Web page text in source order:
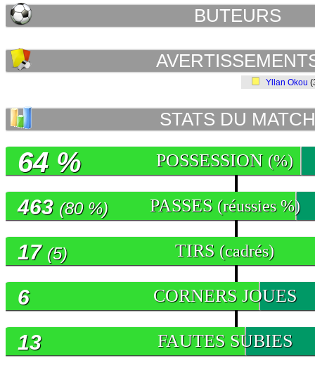
BUTEURS
Yllan Okou
STATS DU MATCH
POSSESSION (%)
64 %
PASSES (réussies %)
463 (80 %)
TIRS (cadrés)
17 (5)
CORNERS JOUES
6
FAUTES SUBIES
13